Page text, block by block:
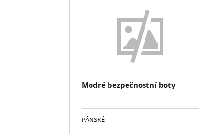
Modré bezpečnostní boty
PÁNSKÉ